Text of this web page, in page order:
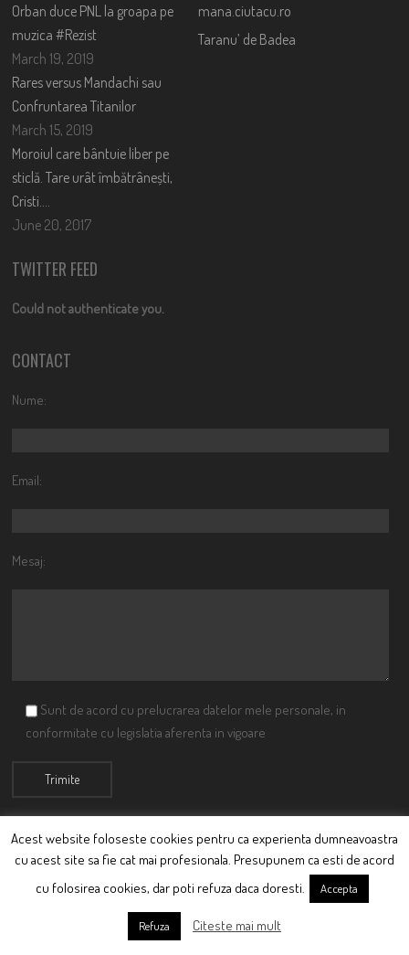
Orban duce PNL la groapa pe
muzica #Rezist
March 19, 2019
Rares versus Mandachi sau
Confruntarea Titanilor
March 15, 2019
Moroiul care bântuie liber pe
sticlă. Tare urât îmbătrânești,
Cristi….
June 20, 2017
mana.ciutacu.ro
Taranu’ de Badea
TWITTER FEED
Could not authenticate you.
CONTACT
Nume:
Email:
Mesaj:
Sunt de acord cu prelucrarea datelor mele personale, in
conformitate cu legislatia aferenta in vigoare
© Ciutacu 2015 Parte a Imperiului Ciutacesc.
Acest website foloseste cookies pentru ca experienta dumneavoastra
cu acest site sa fie cat mai profesionala. Presupunem ca esti de acord
cu folosirea cookies, dar poti refuza daca doresti.
Accepta
Refuza Citeste mai mult